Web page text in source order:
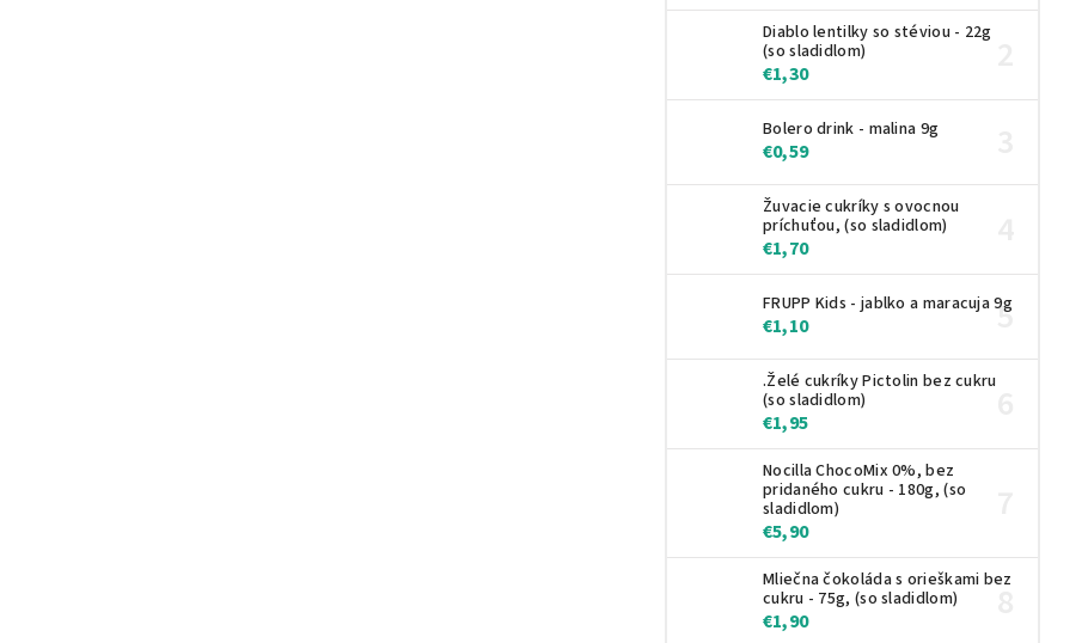
Diablo lentilky so stéviou - 22g
(so sladidlom)
€1,30
Bolero drink - malina 9g
€0,59
Žuvacie cukríky s ovocnou
príchuťou, (so sladidlom)
€1,70
FRUPP Kids - jablko a maracuja 9g
€1,10
.Želé cukríky Pictolin bez cukru
(so sladidlom)
€1,95
Nocilla ChocoMix 0%, bez
pridaného cukru - 180g, (so
sladidlom)
€5,90
Mliečna čokoláda s orieškami bez
cukru - 75g, (so sladidlom)
€1,90